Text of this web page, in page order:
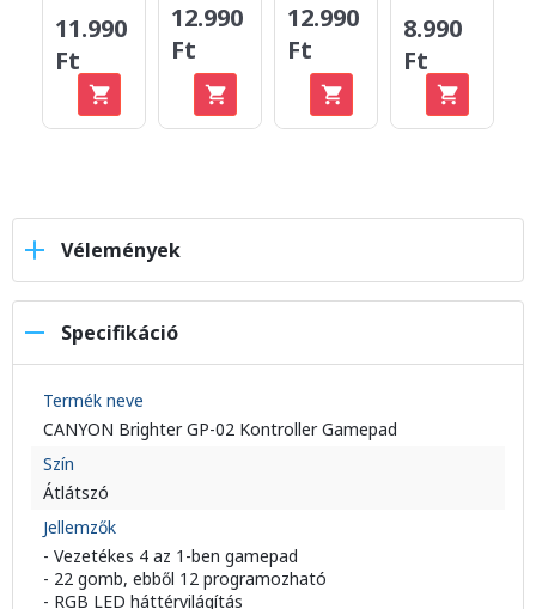
11.990
Ft
12.990
Ft
12.990
Ft
8.990
Ft
Vélemények
Specifikáció
Termék neve
CANYON Brighter GP-02 Kontroller Gamepad
Szín
Átlátszó
Jellemzők
- Vezetékes 4 az 1-ben gamepad
- 22 gomb, ebből 12 programozható
- RGB LED háttérvilágítás